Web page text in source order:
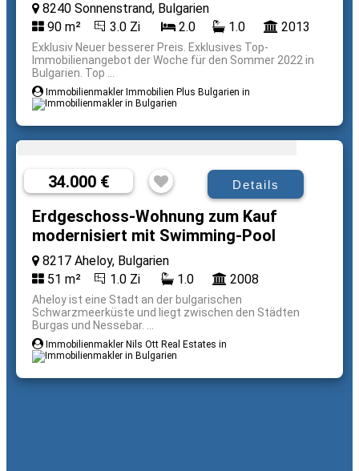
8240 Sonnenstrand, Bulgarien
90 m²
3.0 Zi 2.0 1.0 2013
Exklusiv Neuer besserer Preis. Exklusives Top-
Immobilienangebot der Woche für den Sommer 2022 in
Bulgarien. Top ...
Immobilienmakler Immobilien Plus Bulgarien in
34.000 € Details
Erdgeschoss-Wohnung zum Kauf
modernisiert mit Swimming-Pool
8217 Aheloy, Bulgarien
51 m²
1.0 Zi 1.0 2008
Aheloy ist eine Stadt an der bulgarischen
Schwarzmeerküste und liegt zwischen den Städten
Burgas und Nessebar. ...
Immobilienmakler Nils Ott Real Estates in